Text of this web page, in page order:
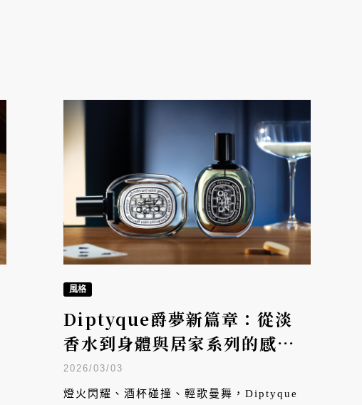
風格
Diptyque爵夢新篇章：從淡
香水到身體與居家系列的感官
延伸
2026/03/03
燈火閃耀、酒杯碰撞、輕歌曼舞，Diptyque